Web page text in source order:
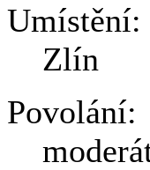
Umístění:
Zlín
Povolání: